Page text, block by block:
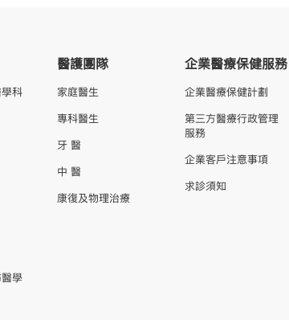
科
學
醫護團隊
家庭醫生
專科醫生
牙 醫
中 醫
康復及物理治療
企業醫療保健服務
企業醫療保健計劃
第三方醫療行政管理
服務
企業客戶注意事項
求診須知